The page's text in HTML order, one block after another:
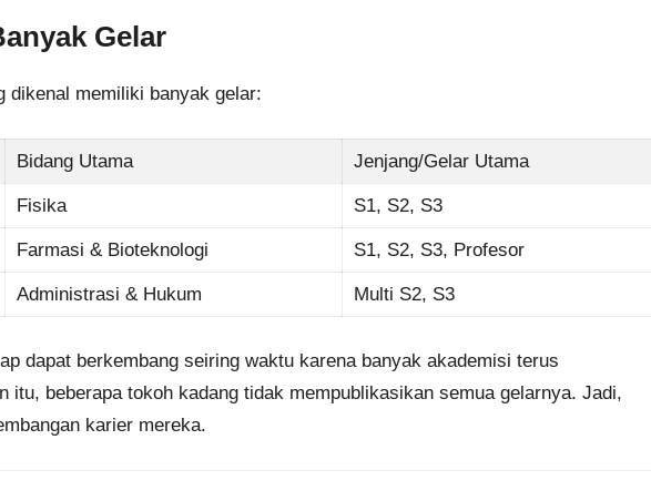
Gelar
dikenal memiliki banyak gelar:
Bidang Utama Jenjang/Gelar Utama
Fisika S1, S2, S3
Farmasi & Bioteknologi S1, S2, S3, Profesor
Administrasi & Hukum Multi S2, S3
dapat berkembang seiring waktu karena banyak akademisi terus
itu, beberapa tokoh kadang tidak mempublikasikan semua gelarnya. Jadi,
karier mereka.